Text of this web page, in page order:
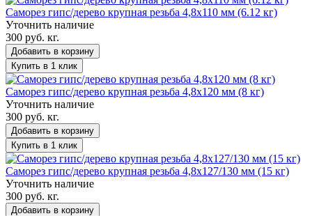
Саморез гипс/дерево крупная резьба 4,8х110 мм (6.12 кг)
Уточнить наличие
300 руб. кг.
Добавить в корзину
Купить в 1 клик
Саморез гипс/дерево крупная резьба 4,8х120 мм (8 кг)
Уточнить наличие
300 руб. кг.
Добавить в корзину
Купить в 1 клик
Саморез гипс/дерево крупная резьба 4,8х127/130 мм (15 кг)
Уточнить наличие
300 руб. кг.
Добавить в корзину